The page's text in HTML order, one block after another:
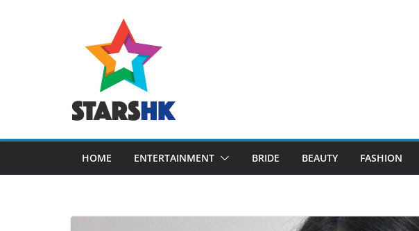
HOME ENTERTAINMENT BRIDE BEAUTY FASHION